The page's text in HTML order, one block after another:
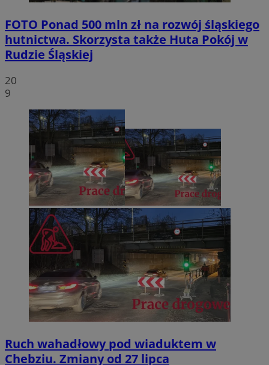
FOTO Ponad 500 mln zł na rozwój śląskiego
hutnictwa. Skorzysta także Huta Pokój w
Rudzie Śląskiej
20
9
Ruch wahadłowy pod wiaduktem w
Chebziu. Zmiany od 27 lipca